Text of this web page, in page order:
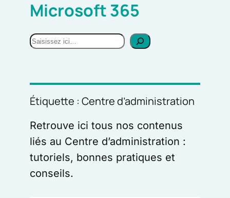
Microsoft 365
R
h
e
r
c
h
e
Étiquette : Centre d’administration
Retrouve ici tous nos contenus
liés au Centre d’administration :
tutoriels, bonnes pratiques et
conseils.